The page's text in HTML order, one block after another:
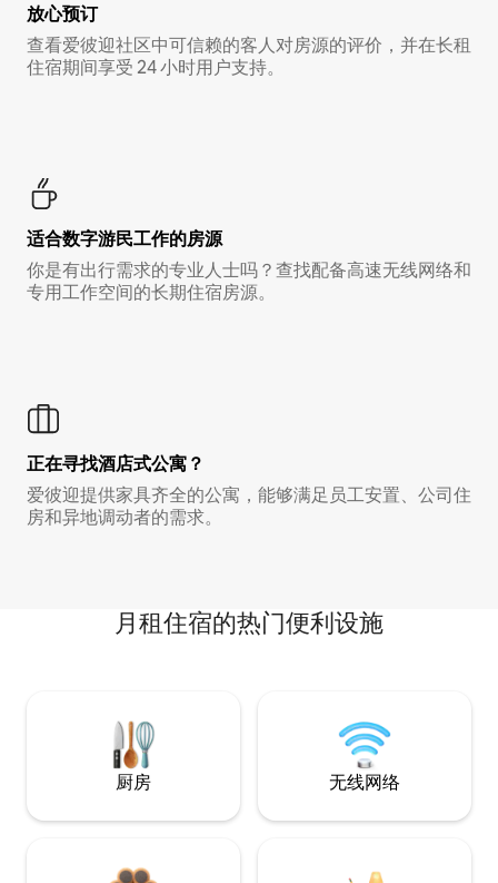
放心预订
查看爱彼迎社区中可信赖的客人对房源的评价，并在长租
住宿期间享受 24 小时用户支持。
适合数字游民工作的房源
你是有出行需求的专业人士吗？查找配备高速无线网络和
专用工作空间的长期住宿房源。
正在寻找酒店式公寓？
爱彼迎提供家具齐全的公寓，能够满足员工安置、公司住
房和异地调动者的需求。
月租住宿的热门便利设施
厨房 无线网络